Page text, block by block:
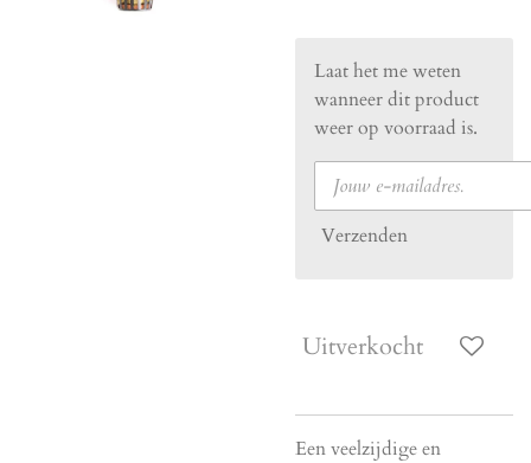
Laat het me weten
wanneer dit product
weer op voorraad is.
Verzenden
Uitverkocht
Een veelzijdige en